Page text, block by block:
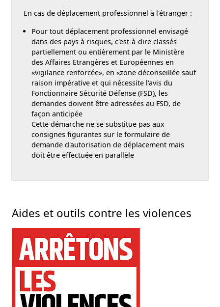
En cas de déplacement professionnel à l'étranger :
Pour tout déplacement professionnel envisagé
dans des pays à risques, c'est-à-dire classés
partiellement ou entièrement par le Ministère
des Affaires Etrangères et Européennes en
«vigilance renforcée», en «zone déconseillée sauf
raison impérative et qui nécessite l'avis du
Fonctionnaire Sécurité Défense (FSD), les
demandes doivent être adressées au FSD, de
façon anticipée
Cette démarche ne se substitue pas aux
consignes figurantes sur le formulaire de
demande d'autorisation de déplacement mais
doit être effectuée en parallèle
Aides et outils contre les violences